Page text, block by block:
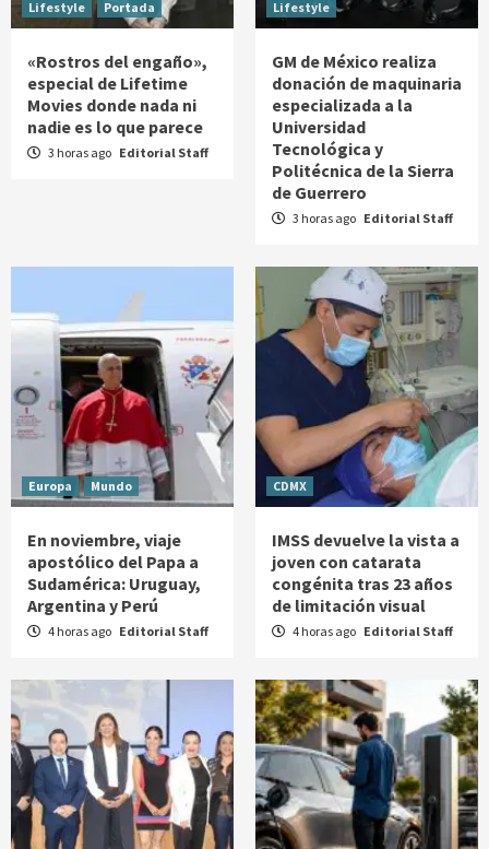
Lifestyle Portada
«Rostros del engaño»,
especial de Lifetime
Movies donde nada ni
nadie es lo que parece
3 horas ago Editorial Staff
Lifestyle
GM de México realiza
donación de maquinaria
especializada a la
Universidad
Tecnológica y
Politécnica de la Sierra
de Guerrero
3 horas ago Editorial Staff
Europa Mundo
En noviembre, viaje
apostólico del Papa a
Sudamérica: Uruguay,
Argentina y Perú
4 horas ago Editorial Staff
CDMX
IMSS devuelve la vista a
joven con catarata
congénita tras 23 años
de limitación visual
4 horas ago Editorial Staff